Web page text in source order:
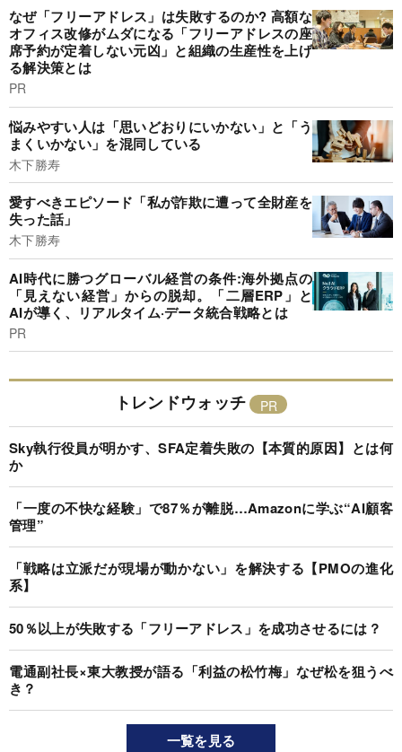
なぜ「フリーアドレス」は失敗するのか? 高額な
オフィス改修がムダになる「フリーアドレスの座
席予約が定着しない元凶」と組織の生産性を上げ
る解決策とは
PR
悩みやすい人は「思いどおりにいかない」と「う
まくいかない」を混同している
木下勝寿
愛すべきエピソード「私が詐欺に遭って全財産を
失った話」
木下勝寿
AI時代に勝つグローバル経営の条件:海外拠点の
「見えない経営」からの脱却。「二層ERP」と
AIが導く、リアルタイム·データ統合戦略とは
PR
トレンドウォッチ
Sky執行役員が明かす、SFA定着失敗の【本質的原因】とは何
か
「一度の不快な経験」で87％が離脱…Amazonに学ぶ“AI顧客
管理”
「戦略は立派だが現場が動かない」を解決する【PMOの進化
系】
50％以上が失敗する「フリーアドレス」を成功させるには？
電通副社長×東大教授が語る「利益の松竹梅」なぜ松を狙うべ
き？
一覧を見る